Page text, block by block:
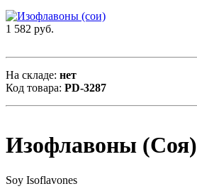
1 582 руб.
На складе: нет
Код товара: PD-3287
Изофлавоны (Соя)
Soy Isoflavones